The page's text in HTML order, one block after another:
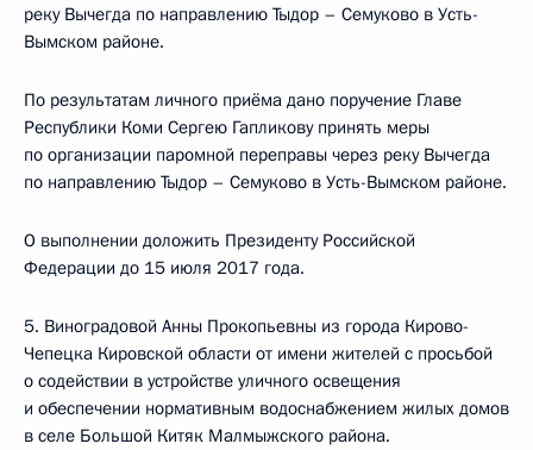
реку Вычегда по направлению Тыдор – Семуково в Усть-
Вымском районе.
По результатам личного приёма дано поручение Главе
Республики Коми Сергею Гапликову принять меры
по организации паромной переправы через реку Вычегда
по направлению Тыдор – Семуково в Усть-Вымском районе.
О выполнении доложить Президенту Российской
Федерации до 15 июля 2017 года.
5. Виноградовой Анны Прокопьевны из города Кирово-
Чепецка Кировской области от имени жителей с просьбой
о содействии в устройстве уличного освещения
и обеспечении нормативным водоснабжением жилых домов
в селе Большой Китяк Малмыжского района.